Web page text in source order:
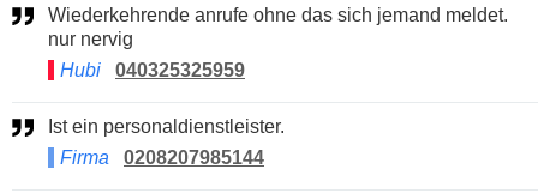
Wiederkehrende anrufe ohne das sich jemand meldet.
nur nervig
Hubi
040325325959
Ist ein personaldienstleister.
Firma
0208207985144